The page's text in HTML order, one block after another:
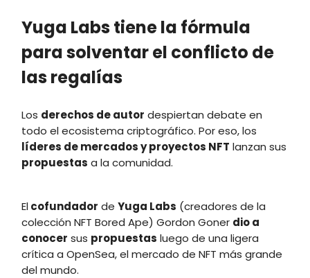
Yuga Labs tiene la fórmula
para solventar el conflicto de
las regalías
Los derechos de autor despiertan debate en
todo el ecosistema criptográfico. Por eso, los
líderes de mercados y proyectos NFT lanzan sus
propuestas a la comunidad.
Elcofundador de Yuga Labs (creadores de la
colección NFT Bored Ape) Gordon Goner dio a
conocer sus propuestas luego de una ligera
crítica a OpenSea, el mercado de NFT más grande
del mundo.